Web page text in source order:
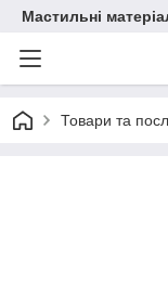
Мастильні
Товари та